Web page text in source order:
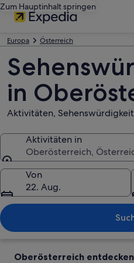
Zum Hauptinhalt springen
Europa Österreich
in
Aktivitäten,
Aktivitäten in
Oberösterreich,
Aktivitäten in
Von
22. Aug.
Oberösterreich entdecken